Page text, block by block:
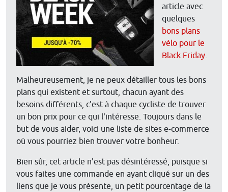
article avec
quelques
bons plans
vélo pour le
Black Friday.
Malheureusement, je ne peux détailler tous les bons
plans qui existent et surtout, chacun ayant des
besoins différents, c'est à chaque cycliste de trouver
un bon prix pour ce qui l'intéresse. Toujours dans le
but de vous aider, voici une liste de sites e-commerce
où vous pourriez bien trouver votre bonheur.
Bien sûr, cet article n'est pas désintéressé, puisque si
vous faites une commande en ayant cliqué sur un des
liens que je vous présente, un petit pourcentage de la